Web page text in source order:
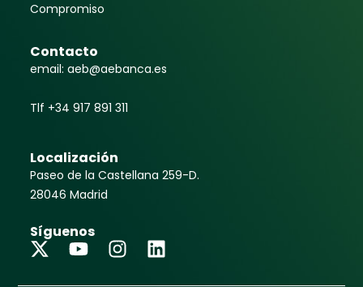
Compromiso
Contacto
email: aeb@aebanca.es
Tlf +34 917 891 311
Localización
Paseo de la Castellana 259-D.
28046 Madrid
Síguenos